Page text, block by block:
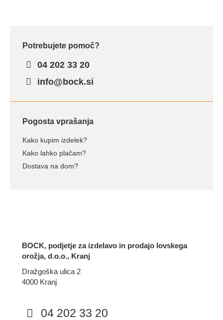
Potrebujete pomoč?
04 202 33 20
info@bock.si
Pogosta vprašanja
Kako kupim izdelek?
Kako lahko plačam?
Dostava na dom?
BOCK, podjetje za izdelavo in prodajo lovskega
orožja, d.o.o., Kranj
Dražgoška ulica 2
4000 Kranj
04 202 33 20